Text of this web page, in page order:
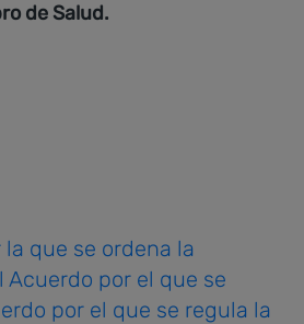
de Salud.
que se ordena la
por el que se
por el que se regula la